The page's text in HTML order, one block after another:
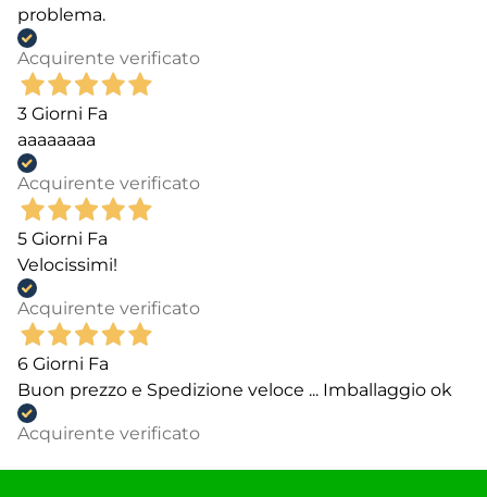
problema.
Acquirente verificato
3 Giorni Fa
aaaaaaaa
Acquirente verificato
5 Giorni Fa
Velocissimi!
Acquirente verificato
6 Giorni Fa
Buon prezzo e Spedizione veloce ... Imballaggio ok
Acquirente verificato